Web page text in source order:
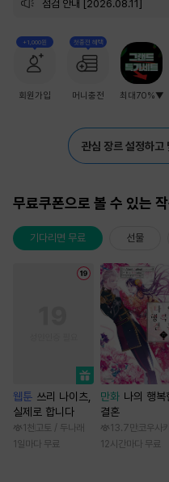
점검 안내 [2026.08.11]
+1,000원
회원가입
첫충전 혜택
머니충전 최대70%▼
관심 장르 설정하고
무료쿠폰으로 볼 수 있는
기다리면 무료 선물
웹툰 쓰리 나이츠,
실제로 합니다
1천 고토 / 두나래
1일마다 무료
만화 나의 행복
결혼
13.7만 코우사
12시간마다 무료